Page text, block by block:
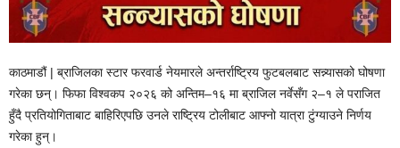
काठमाडौं | ब्राजिलका स्टार फरवार्ड नेयमारले अन्तर्राष्ट्रिय फुटबलबाट सन्न्यासको घोषणा
गरेका छन्। फिफा विश्वकप २०२६ को अन्तिम–१६ मा ब्राजिल नर्वेसँग २–१ ले पराजित
हुँदै प्रतियोगिताबाट बाहिरिएपछि उनले राष्ट्रिय टोलीबाट आफ्नो यात्रा टुंग्याउने निर्णय
गरेका हुन्।